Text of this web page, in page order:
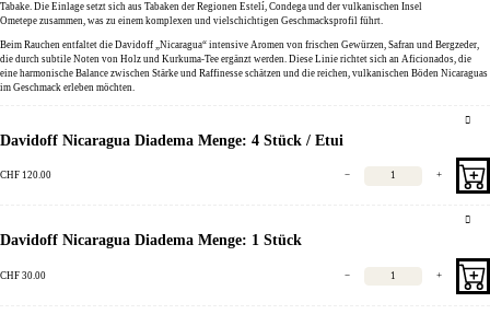
Tabake. Die Einlage setzt sich aus Tabaken der Regionen Estelí, Condega und der vulkanischen Insel
Ometepe zusammen, was zu einem komplexen und vielschichtigen Geschmacksprofil führt.
Beim Rauchen entfaltet die Davidoff „Nicaragua“ intensive Aromen von frischen Gewürzen, Safran und Bergzeder,
die durch subtile Noten von Holz und Kurkuma-Tee ergänzt werden. Diese Linie richtet sich an Aficionados, die
eine harmonische Balance zwischen Stärke und Raffinesse schätzen und die reichen, vulkanischen Böden Nicaraguas
im Geschmack erleben möchten.
Davidoff Nicaragua Diadema Menge: 4 Stück / Etui
CHF 120.00 − +
Davidoff Nicaragua Diadema Menge: 1 Stück
CHF 30.00 − +